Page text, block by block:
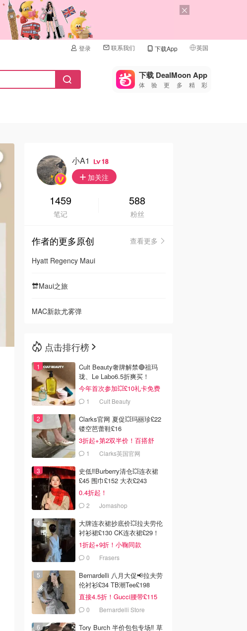
登录 联系我们 下载App 英国
🇺🇸
🇨🇳 中国
🇮🇹
🇦🇺
🇳🇿新西兰
下载 DealMoon App
体验更多精彩
小a1 18
加关注
1459
笔记
588
粉丝
作者的更多原创
查看更多
Hyatt Regency Maui
🔛Maui之旅
MAC新款尤雾弹
点击排行榜
Cult Beauty奢牌解禁🔴祖玛
珑、Le Labo6.5折爽买！
今年首次参加💥£10礼卡免费
拿 1 Cult Beauty
Clarks官网 夏促💥玛丽珍£22
镂空芭蕾鞋£16
3折起+第2双半价！百搭舒
服！1 Clarks英国官网
史低‼️Burberry清仓💥连衣裙
£45 围巾£152 大衣£243
0.4折起！
2 Jomashop
大牌连衣裙抄底价💥拉夫劳伦
衬衫裙£130 CK连衣裙£29！
1折起+9折！小鞠同款
Ganni£88
0 Frasers
Bernardelli 八月大促📢拉夫劳
伦衬衫£34 TB潮Tee£198
直接4.5折！Gucci腰带£115
0 Bernardelli Store
Tory Burch 半价包包专场‼️ 草